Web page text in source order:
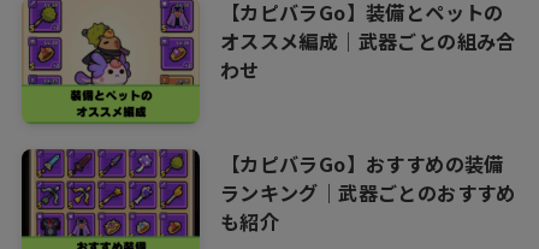
【カピバラGo】装備とペットの
オススメ編成｜武器ごとの組み合
わせ
【カピバラGo】おすすめの装備
ランキング｜武器ごとのおすすめ
も紹介